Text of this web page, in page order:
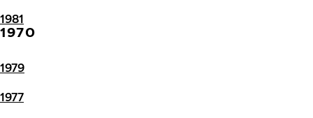
1981
1970
1979
1977